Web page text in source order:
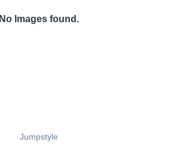
No Images found.
Jumpstyle